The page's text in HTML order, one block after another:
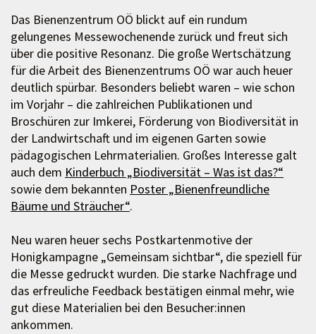
Das Bienenzentrum OÖ blickt auf ein rundum
gelungenes Messewochenende zurück und freut sich
über die positive Resonanz. Die große Wertschätzung
für die Arbeit des Bienenzentrums OÖ war auch heuer
deutlich spürbar. Besonders beliebt waren – wie schon
im Vorjahr – die zahlreichen Publikationen und
Broschüren zur Imkerei, Förderung von Biodiversität in
der Landwirtschaft und im eigenen Garten sowie
pädagogischen Lehrmaterialien. Großes Interesse galt
auch dem Kinderbuch „Biodiversität – Was ist das?“
sowie dem bekannten Poster „Bienenfreundliche
Bäume und Sträucher“.
Neu waren heuer sechs Postkartenmotive der
Honigkampagne „Gemeinsam sichtbar“, die speziell für
die Messe gedruckt wurden. Die starke Nachfrage und
das erfreuliche Feedback bestätigen einmal mehr, wie
gut diese Materialien bei den Besucher:innen
ankommen.